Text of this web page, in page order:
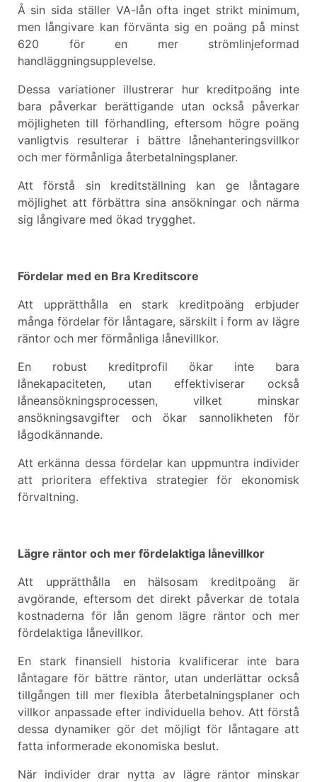
Å sin sida ställer VA-lån ofta inget strikt minimum,
men långivare kan förvänta sig en poäng på minst
620 för en mer strömlinjeformad
handläggningsupplevelse.
Dessa variationer illustrerar hur kreditpoäng inte
bara påverkar berättigande utan också påverkar
möjligheten till förhandling, eftersom högre poäng
vanligtvis resulterar i bättre lånehanteringsvillkor
och mer förmånliga återbetalningsplaner.
Att förstå sin kreditställning kan ge låntagare
möjlighet att förbättra sina ansökningar och närma
sig långivare med ökad trygghet.
Fördelar med en Bra Kreditscore
Att upprätthålla en stark kreditpoäng erbjuder
många fördelar för låntagare, särskilt i form av lägre
räntor och mer förmånliga lånevillkor.
En robust kreditprofil ökar inte bara
lånekapaciteten, utan effektiviserar också
låneansökningsprocessen, vilket minskar
ansökningsavgifter och ökar sannolikheten för
lågodkännande.
Att erkänna dessa fördelar kan uppmuntra individer
att prioritera effektiva strategier för ekonomisk
förvaltning.
Lägre räntor och mer fördelaktiga lånevillkor
Att upprätthålla en hälsosam kreditpoäng är
avgörande, eftersom det direkt påverkar de totala
kostnaderna för lån genom lägre räntor och mer
fördelaktiga lånevillkor.
En stark finansiell historia kvalificerar inte bara
låntagare för bättre räntor, utan underlättar också
tillgången till mer flexibla återbetalningsplaner och
villkor anpassade efter individuella behov. Att förstå
dessa dynamiker gör det möjligt för låntagare att
fatta informerade ekonomiska beslut.
När individer drar nytta av lägre räntor minskar